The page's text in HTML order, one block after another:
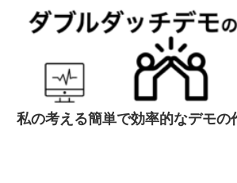
私の考える簡単で効率的なデモの